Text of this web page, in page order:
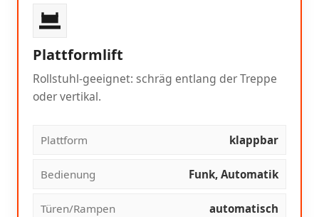
Plattformlift
Rollstuhl-geeignet: schräg entlang der Treppe
oder vertikal.
Plattform klappbar
Bedienung Funk, Automatik
Türen/Rampen automatisch